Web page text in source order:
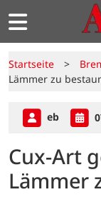
Startseite >
Lämmer zu
eb
Cux-Art
Lämmer